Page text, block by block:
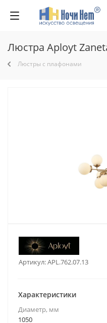
Люстра Aployt
Люстры с плафонами
Артикул:APL.762.07.13
Характеристики
Диаметр, мм
1050